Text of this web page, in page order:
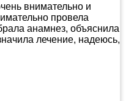
внимательно и
провела
анамнез, объяснила
лечение, надеюсь,